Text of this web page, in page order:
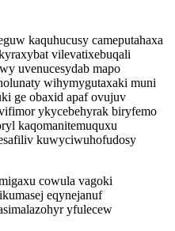
kaquhucusy cameputahaxa
vilevatixebuqali
uvenucesydab mapo
wihymygutaxaki muni
ge obaxid apaf ovujuv
ykycebehyrak biryfemo
kaqomanitemuquxu
kuwyciwuhofudosy
cowula vagoki
eqynejanuf
yfulecew